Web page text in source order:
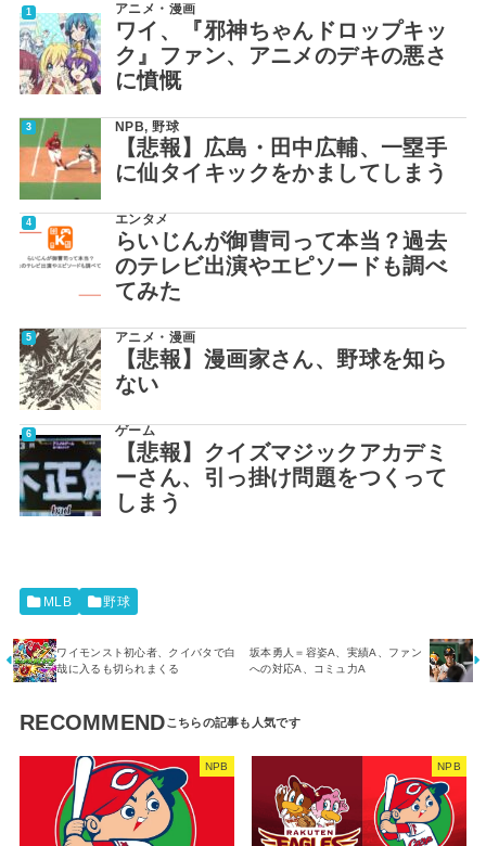
アニメ・漫画
ワイ、『邪神ちゃんドロップキッ
ク』ファン、アニメのデキの悪さ
に憤慨
NPB,野球
【悲報】広島・田中広輔、一塁手
に仙タイキックをかましてしまう
エンタメ
らいじんが御曹司って本当？過去
のテレビ出演やエピソードも調べ
てみた
アニメ・漫画
【悲報】漫画家さん、野球を知ら
ない
ゲーム
【悲報】クイズマジックアカデミ
ーさん、引っ掛け問題をつくって
しまう
MLB 野球
ワイモンスト初心者、クイバタで白
哉に入るも切られまくる
坂本勇人＝容姿A、実績A、ファン
への対応A、コミュ力A
RECOMMEND
NPB NPB